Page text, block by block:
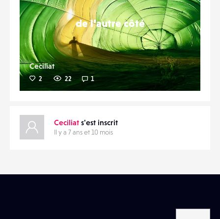
de l’autre côté
Ceciliat
2 22 1
Ceciliat s'est inscrit
Il y a 7 ans et 10 mois